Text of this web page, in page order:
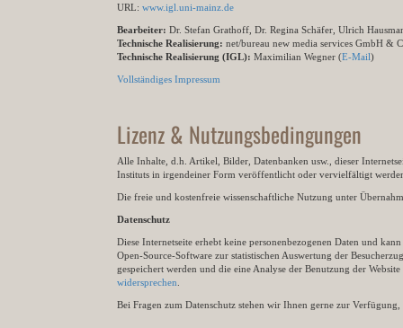
URL: www.igl.uni-mainz.de
Bearbeiter: Dr. Stefan Grathoff, Dr. Regina Schäfer, Ulrich
Technische Realisierung: net/bureau new media services GmbH &
Technische Realisierung (IGL): Maximilian Wegner (E-Mail)
Vollständiges Impressum
Lizenz & Nutzungsbedingungen
Alle Inhalte, d.h. Artikel, Bilder, Datenbanken usw., dieser
Instituts in irgendeiner Form veröffentlicht oder vervielfältigt
Die freie und kostenfreie wissenschaftliche Nutzung unter
Datenschutz
Diese Internetseite erhebt keine personenbezogenen Daten und
Open-Source-Software zur statistischen Auswertung der
gespeichert werden und die eine Analyse der Benutzung der
widersprechen
Bei Fragen zum Datenschutz stehen wir Ihnen gerne zur